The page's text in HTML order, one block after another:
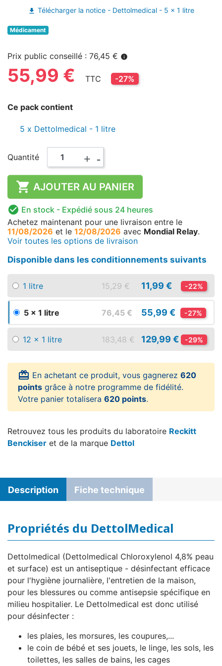
file_download Télécharger la notice - Dettolmedical - 5 x 1 litre
Médicament
Prix public conseillé : 76,45 € info
55,99 € TTC -27%
Ce pack contient
5 x Dettolmedical - 1 litre
Quantité + -
 AJOUTER AU PANIER
 En stock - Expédié sous 24 heures
Achetez maintenant pour une livraison entre le
11/08/2026 et le 12/08/2026 avec Mondial Relay.
Voir toutes les options de livraison
Disponible dans les conditionnements suivants
1 litre 15,29 € 11,99 € -22%
5 x 1 litre 76,45 € 55,99 € -27%
12 x 1 litre 183,48 € 129,99 € -29%
card_giftcard En achetant ce produit, vous gagnerez 620
points grâce à notre programme de fidélité.
Votre panier totalisera 620 points.
Retrouvez tous les produits du laboratoire Reckitt
Benckiser et de la marque Dettol
Description Fiche technique
Propriétés du DettolMedical
Dettolmedical (Dettolmedical Chloroxylenol 4,8% peau
et surface) est un antiseptique - désinfectant efficace
pour l'hygiène journalière, l'entretien de la maison,
pour les blessures ou comme antisepsie spécifique en
milieu hospitalier. Le Dettolmedical est donc utilisé
pour désinfecter :
les plaies, les morsures, les coupures,...
le coin de bébé et ses jouets, le linge, les sols, les
toilettes, les salles de bains, les cages